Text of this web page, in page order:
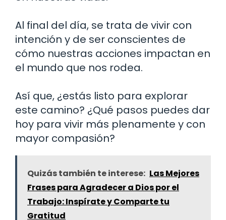
Al final del día, se trata de vivir con
intención y de ser conscientes de
cómo nuestras acciones impactan en
el mundo que nos rodea.
Así que, ¿estás listo para explorar
este camino? ¿Qué pasos puedes dar
hoy para vivir más plenamente y con
mayor compasión?
Quizás también te interese: Las Mejores
Frases para Agradecer a Dios por el
Trabajo: Inspírate y Comparte tu
Gratitud